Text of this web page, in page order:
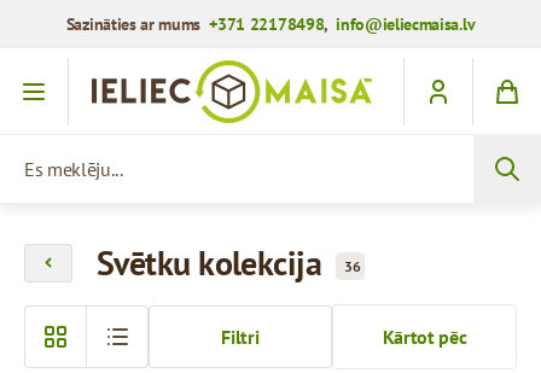
Sazināties ar mums+371 22178498,info@ieliecmaisa.lv
Iet uz saturu
Svētku kolekcija 36
Kārtot pēc
Filtri